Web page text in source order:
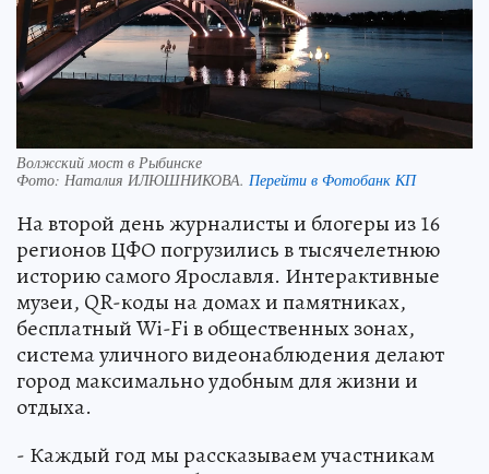
Волжский мост в Рыбинске
Фото: Наталия ИЛЮШНИКОВА. Перейти в Фотобанк КП
На второй день журналисты и блогеры из 16
регионов ЦФО погрузились в тысячелетнюю
историю самого Ярославля. Интерактивные
музеи, QR-коды на домах и памятниках,
бесплатный Wi-Fi в общественных зонах,
система уличного видеонаблюдения делают
город максимально удобным для жизни и
отдыха.
- Каждый год мы рассказываем участникам